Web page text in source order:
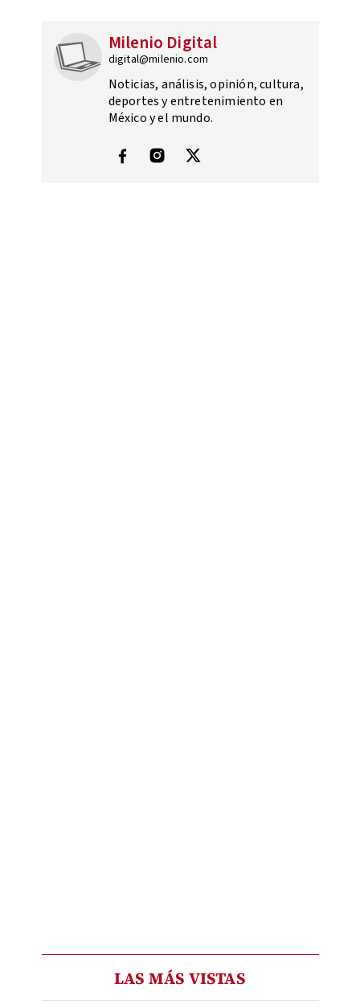
Milenio Digital
digital@milenio.com
Noticias, análisis, opinión, cultura,
deportes y entretenimiento en
México y el mundo.
LAS MÁS VISTAS